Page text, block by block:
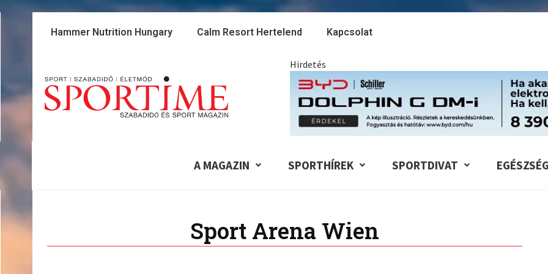
Hammer Nutrition Hungary Calm Resort Hertelend Kapcsolat
Hirdetés
A MAGAZIN SPORTHÍREK SPORTDIVAT EGÉSZSÉG
Sport Arena Wien